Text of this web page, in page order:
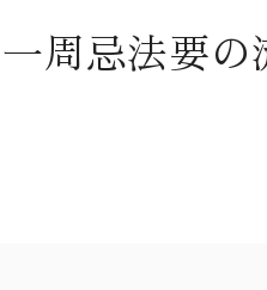
周忌法要